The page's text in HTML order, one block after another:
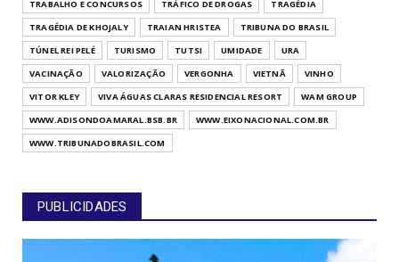
TRABALHO E CONCURSOS
TRÁFICO DE DROGAS
TRAGÉDIA
TRAGÉDIA DE KHOJALY
TRAIAN HRISTEA
TRIBUNA DO BRASIL
TÚNEL REI PELÉ
TURISMO TUTSI UMIDADE
URA
VACINAÇÃO
VALORIZAÇÃO VERGONHA VIETNÃ
VINHO
VITOR KLEY
VIVA ÁGUAS CLARAS RESIDENCIAL RESORT
WAM GROUP
WWW.ADISONDOAMARAL.BSB.BR
WWW.EIXONACIONAL.COM.BR
WWW.TRIBUNADOBRASIL.COM
PUBLICIDADES